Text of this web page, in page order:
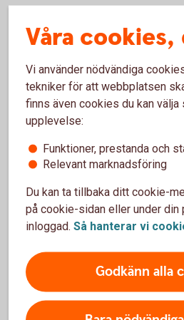
marknadspris.
Lägsta nominella belopp är
Ett ramavtal tecknas med
Premien betalas eller erhålls
Räntetak respektive
Floors.
Rådgivning
Fler sätt att
Våra
Vi använder nödvändiga
tekniker för att webbplatsen
finns även cookies du kan
upplevelse:
Funktioner, prestanda och
Relevant marknadsföring
Du kan ta tillbaka ditt cookie-
på cookie-sidan eller under din
inloggad. Så hanterar vi
Godkänn alla